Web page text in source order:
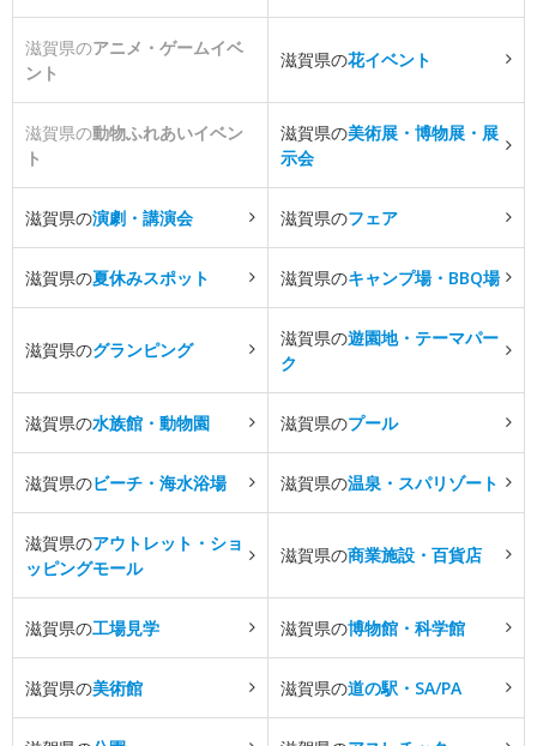
滋賀県のアニメ・ゲームイベ
ント
滋賀県の花イベント
滋賀県の動物ふれあいイベン
ト
滋賀県の美術展・博物展・展
示会
滋賀県の演劇・講演会 滋賀県のフェア
滋賀県の夏休みスポット 滋賀県のキャンプ場・BBQ場
滋賀県のグランピング
滋賀県の遊園地・テーマパー
ク
滋賀県の水族館・動物園 滋賀県のプール
滋賀県のビーチ・海水浴場 滋賀県の温泉・スパリゾート
滋賀県のアウトレット・ショ
ッピングモール
滋賀県の商業施設・百貨店
滋賀県の工場見学 滋賀県の博物館・科学館
滋賀県の美術館 滋賀県の道の駅・SA/PA